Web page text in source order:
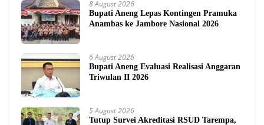
8 August 2026
Bupati Aneng Lepas Kontingen Pramuka
Anambas ke Jambore Nasional 2026
6 August 2026
Bupati Aneng Evaluasi Realisasi Anggaran
Triwulan II 2026
5 August 2026
Tutup Survei Akreditasi RSUD Tarempa,